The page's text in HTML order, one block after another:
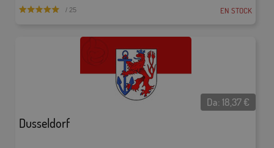
/ 25 EN STOCK
Dusseldorf
Da:18,37€